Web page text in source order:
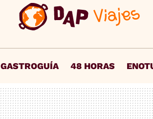
GASTROGUÍA 48 HORAS